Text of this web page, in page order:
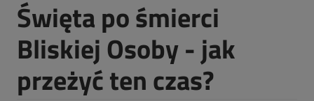
Święta po śmierci
Bliskiej Osoby - jak
przeżyć ten czas?